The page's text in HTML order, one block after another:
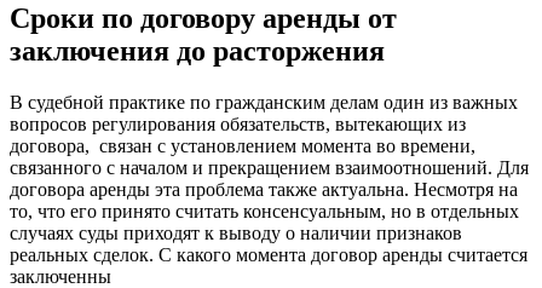
Сроки по договору аренды от
заключения до расторжения
В судебной практике по гражданским делам один из важных
вопросов регулирования обязательств, вытекающих из
договора, связан с установлением момента во времени,
связанного с началом и прекращением взаимоотношений. Для
договора аренды эта проблема также актуальна. Несмотря на
то, что его принято считать консенсуальным, но в отдельных
случаях суды приходят к выводу о наличии признаков
реальных сделок. С какого момента договор аренды считается
заключенны